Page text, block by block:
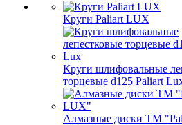
Круги Paliart LUX
Круги шлифовальные
торцевые d125 Paliart
Алмазные диски ТМ